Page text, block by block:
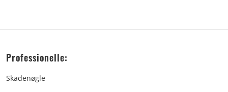
Professionelle:
Skadenøgle